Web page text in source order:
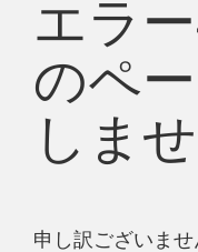
エラ
のペ
しま
申し訳ございま